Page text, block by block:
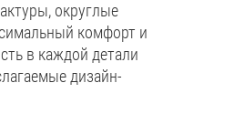
округлые
комфорт и
в каждой детали
дизайн-